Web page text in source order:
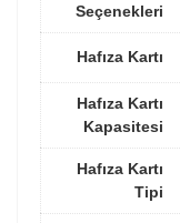
Seçenekleri
Hafıza Kartı
Hafıza Kartı
Kapasitesi
Hafıza Kartı
Tipi